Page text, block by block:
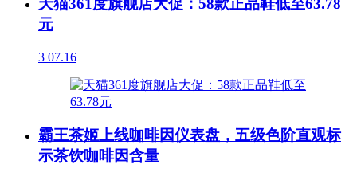
天猫361度旗舰店大促：58款正品鞋低至63.78
元
3 07.16
霸王茶姬上线咖啡因仪表盘，五级色阶直观标
示茶饮咖啡因含量